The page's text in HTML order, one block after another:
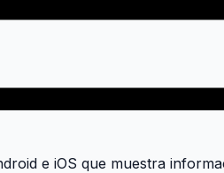
e iOS que muestra